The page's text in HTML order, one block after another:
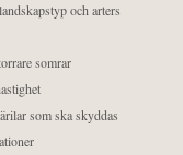
och arters
somrar
som ska skyddas